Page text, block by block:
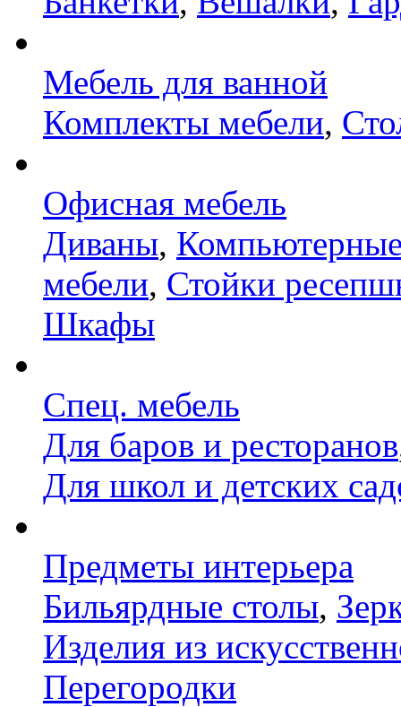
Мебель для ванной
Комплекты мебели,
Офисная мебель
Диваны,
мебели, Стойки
Шкафы
Спец. мебель
Для баров и ресторанов
Для школ и детских
Предметы интерьера
Бильярдные столы,
Изделия из
Перегородки